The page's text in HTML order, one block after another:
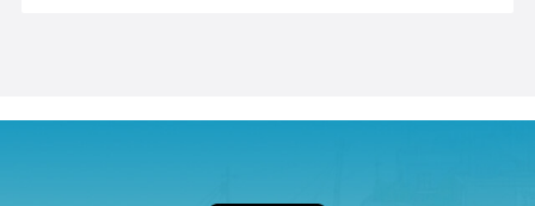
아웃 탈출의 유일한 성공 요건은 스스로의 생태적 리듬에 맞게 일
는 없으며, 그저 시간이 제 역할을 다하는 것을 감수하고 기다리